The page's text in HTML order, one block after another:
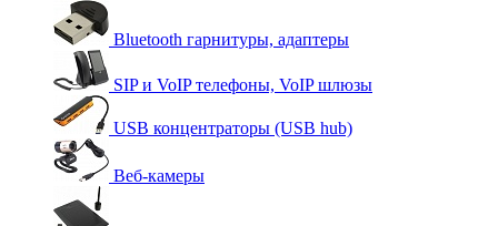
Bluetooth гарнитуры, адаптеры
SIP и VoIP телефоны, VoIP шлюзы
USB концентраторы (USB hub)
Веб-камеры